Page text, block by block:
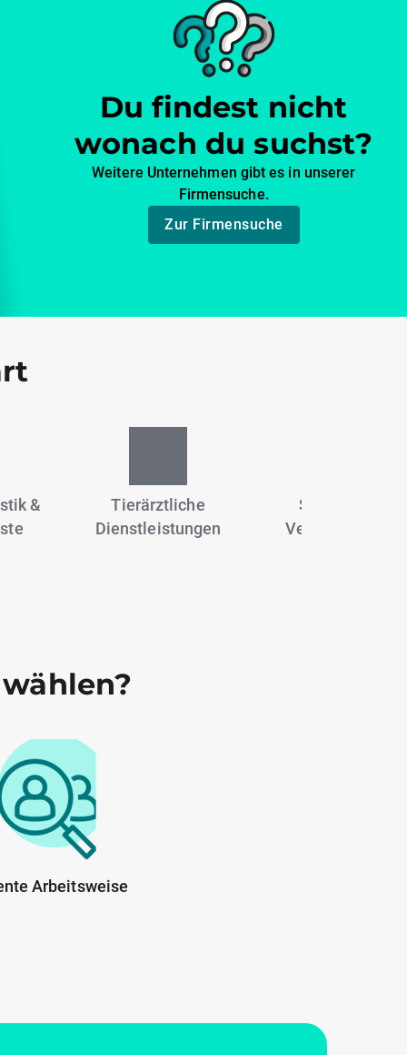
Du findest nicht
wonach du suchst?
Weitere Unternehmen gibt es in unserer
Firmensuche.
Zur Firmensuche
&
Tierärztliche
Dienstleistungen
Sportanlagen,
Vereine &
Arbeitsweise